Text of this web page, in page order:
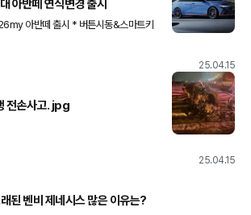
아반떼 연식변경 출시
아반떼 출시 * 버튼시동&스마트키
본적용 * 하이브리드 기본 트림 모던 라
25.04.15
전손사고. jpg
25.04.15
된 벤비 제네시스 많은 이유는?